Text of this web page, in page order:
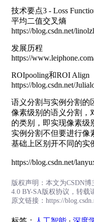
技术要点3 - Loss
平均二值交叉熵
https://blog.csdn.net/
发展历程
https://
ROIpooling和ROI Align
https://blog.csdn.net/
语义分割与实例分割的
像素级别的语义分割，
的类别，即实现像素级
实例分割不但要进行像
基础上区别开不同的实
https://blog.csdn.net/
版权声明：本文为CSDN
4.0 BY-SA版权协议，转载
原文链接：https://